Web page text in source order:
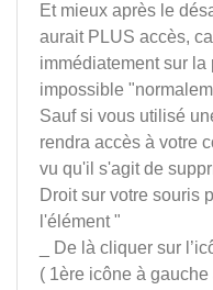
Et mieux après le
aurait PLUS accès,
immédiatement sur
impossible
Sauf si vous utilisé
rendra accès à votre
vu qu'il s'agit de
Droit sur votre souris
l'élément "
_ De là cliquer sur
( 1ère icône à